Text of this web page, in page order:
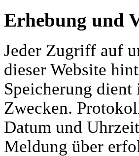
Erhebung und
Jeder Zugriff auf
dieser Website
Speicherung dient
Zwecken.
Datum und
Meldung über